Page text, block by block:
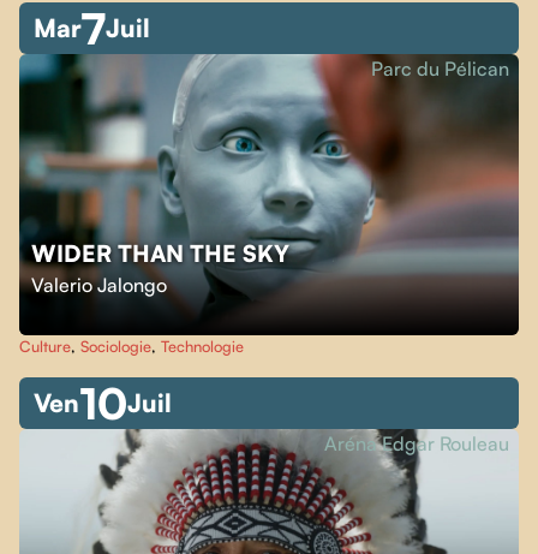
Mar7Juil
WIDER THAN THE SKY
Valerio Jalongo
Parc du Pélican
Culture, Sociologie, Technologie
Ven10Juil
Aréna Edgar Rouleau